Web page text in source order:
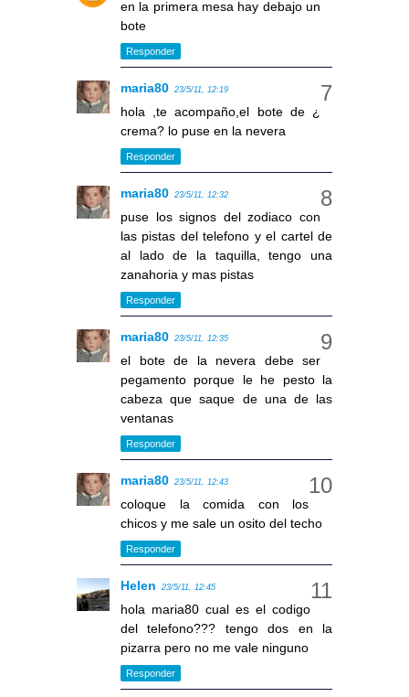
en la primera mesa hay debajo un
bote
Responder
maria80 23/5/11, 12:19
hola ,te acompaño,el bote de ¿
crema? lo puse en la nevera
Responder
maria80 23/5/11, 12:32
puse los signos del zodiaco con
las pistas del telefono y el cartel de
al lado de la taquilla, tengo una
zanahoria y mas pistas
Responder
maria80 23/5/11, 12:35
el bote de la nevera debe ser
pegamento porque le he pesto la
cabeza que saque de una de las
ventanas
Responder
maria80 23/5/11, 12:43
coloque la comida con los
chicos y me sale un osito del techo
Responder
Helen 23/5/11, 12:45
hola maria80 cual es el codigo
del telefono??? tengo dos en la
pizarra pero no me vale ninguno
Responder